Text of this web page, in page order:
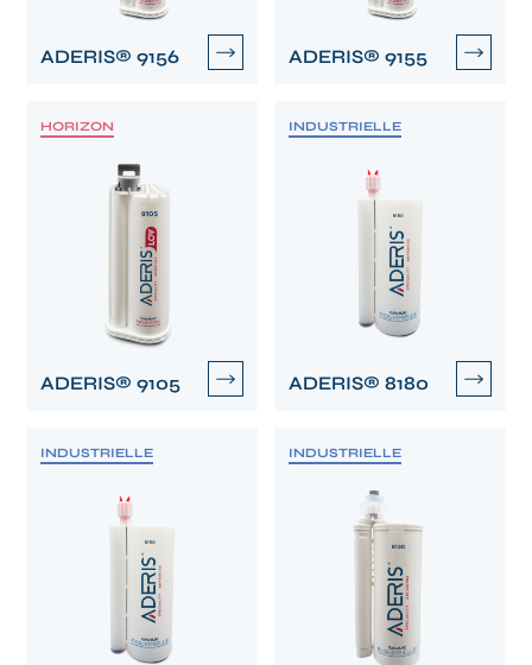
ADERIS® 9156 ADERIS® 9155
HORIZON
ADERIS® 9105
INDUSTRIELLE
ADERIS® 8180
INDUSTRIELLE INDUSTRIELLE